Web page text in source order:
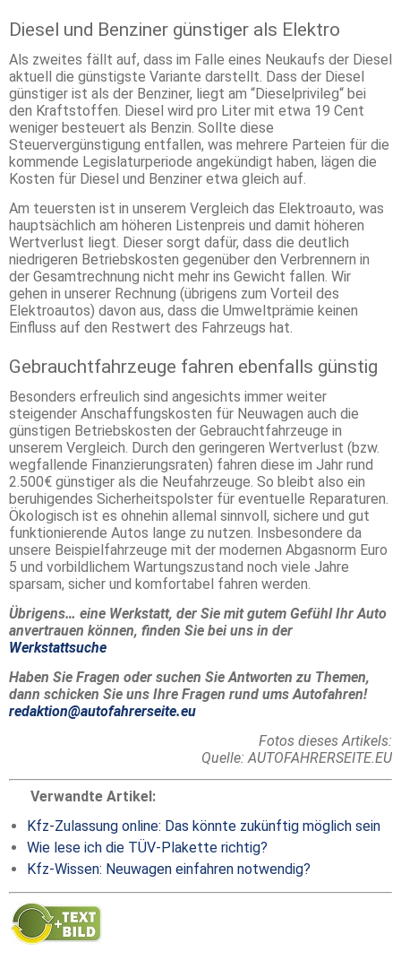
Diesel und Benziner günstiger als Elektro
Als zweites fällt auf, dass im Falle eines Neukaufs der Diesel
aktuell die günstigste Variante darstellt. Dass der Diesel
günstiger ist als der Benziner, liegt am “Dieselprivileg“ bei
den Kraftstoffen. Diesel wird pro Liter mit etwa 19 Cent
weniger besteuert als Benzin. Sollte diese
Steuervergünstigung entfallen, was mehrere Parteien für die
kommende Legislaturperiode angekündigt haben, lägen die
Kosten für Diesel und Benziner etwa gleich auf.
Am teuersten ist in unserem Vergleich das Elektroauto, was
hauptsächlich am höheren Listenpreis und damit höheren
Wertverlust liegt. Dieser sorgt dafür, dass die deutlich
niedrigeren Betriebskosten gegenüber den Verbrennern in
der Gesamtrechnung nicht mehr ins Gewicht fallen. Wir
gehen in unserer Rechnung (übrigens zum Vorteil des
Elektroautos) davon aus, dass die Umweltprämie keinen
Einfluss auf den Restwert des Fahrzeugs hat.
Gebrauchtfahrzeuge fahren ebenfalls günstig
Besonders erfreulich sind angesichts immer weiter
steigender Anschaffungskosten für Neuwagen auch die
günstigen Betriebskosten der Gebrauchtfahrzeuge in
unserem Vergleich. Durch den geringeren Wertverlust (bzw.
wegfallende Finanzierungsraten) fahren diese im Jahr rund
2.500€ günstiger als die Neufahrzeuge. So bleibt also ein
beruhigendes Sicherheitspolster für eventuelle Reparaturen.
Ökologisch ist es ohnehin allemal sinnvoll, sichere und gut
funktionierende Autos lange zu nutzen. Insbesondere da
unsere Beispielfahrzeuge mit der modernen Abgasnorm Euro
5 und vorbildlichem Wartungszustand noch viele Jahre
sparsam, sicher und komfortabel fahren werden.
Übrigens… eine Werkstatt, der Sie mit gutem Gefühl Ihr Auto
anvertrauen können, finden Sie bei uns in der
Werkstattsuche
Haben Sie Fragen oder suchen Sie Antworten zu Themen,
dann schicken Sie uns Ihre Fragen rund ums Autofahren!
redaktion@autofahrerseite.eu
Fotos dieses Artikels:
Quelle: AUTOFAHRERSEITE.EU
Verwandte Artikel:
Kfz-Zulassung online: Das könnte zukünftig möglich sein
Wie lese ich die TÜV-Plakette richtig?
Kfz-Wissen: Neuwagen einfahren notwendig?